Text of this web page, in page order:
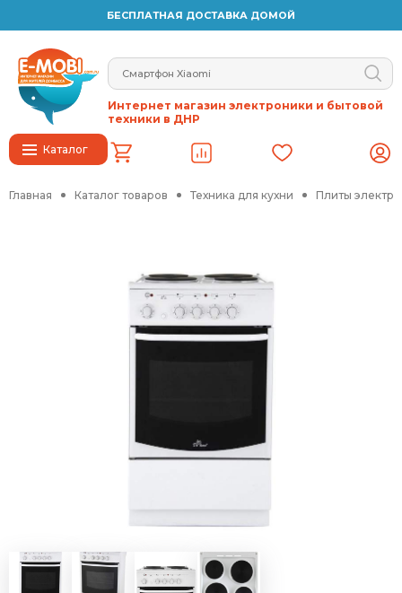
БЕСПЛАТНАЯ ДОСТАВКА ДОМОЙ
Каталог
Интернет магазин электроники и бытовой
техники в ДНР
Главная Каталог товаров Техника для кухни Плиты